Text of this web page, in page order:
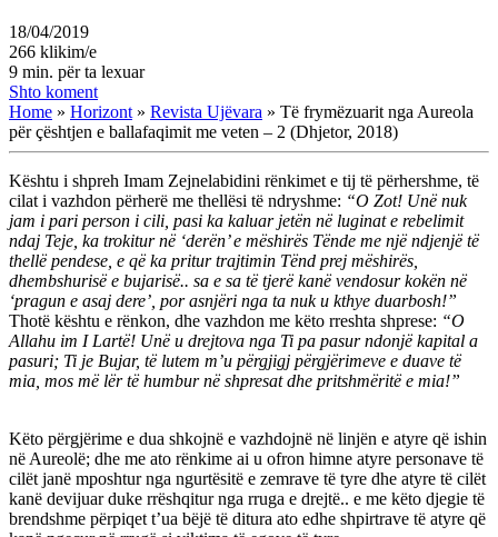
18/04/2019
266 klikim/e
9 min. për ta lexuar
Shto koment
Home » Horizont » Revista Ujëvara » Të frymëzuarit nga Aureola
për çështjen e ballafaqimit me veten – 2 (Dhjetor, 2018)
Kështu i shpreh Imam Zejnelabidini rënkimet e tij të përhershme, të
cilat i vazhdon përherë me thellësi të ndryshme: “O Zot! Unë nuk
jam i pari person i cili, pasi ka kaluar jetën në luginat e rebelimit
ndaj Teje, ka trokitur në ‘derën’ e mëshirës Tënde me një ndjenjë të
thellë pendese, e që ka pritur trajtimin Tënd prej mëshirës,
dhembshurisë e bujarisë.. sa e sa të tjerë kanë vendosur kokën në
‘pragun e asaj dere’, por asnjëri nga ta nuk u kthye duarbosh!”
Thotë kështu e rënkon, dhe vazhdon me këto rreshta shprese: “O
Allahu im I Lartë! Unë u drejtova nga Ti pa pasur ndonjë kapital a
pasuri; Ti je Bujar, të lutem m’u përgjigj përgjërimeve e duave të
mia, mos më lër të humbur në shpresat dhe pritshmëritë e mia!”
Këto përgjërime e dua shkojnë e vazhdojnë në linjën e atyre që ishin
në Aureolë; dhe me ato rënkime ai u ofron himne atyre personave të
cilët janë mposhtur nga ngurtësitë e zemrave të tyre dhe atyre të cilët
kanë devijuar duke rrëshqitur nga rruga e drejtë.. e me këto djegie të
brendshme përpiqet t’ua bëjë të ditura ato edhe shpirtrave të atyre që